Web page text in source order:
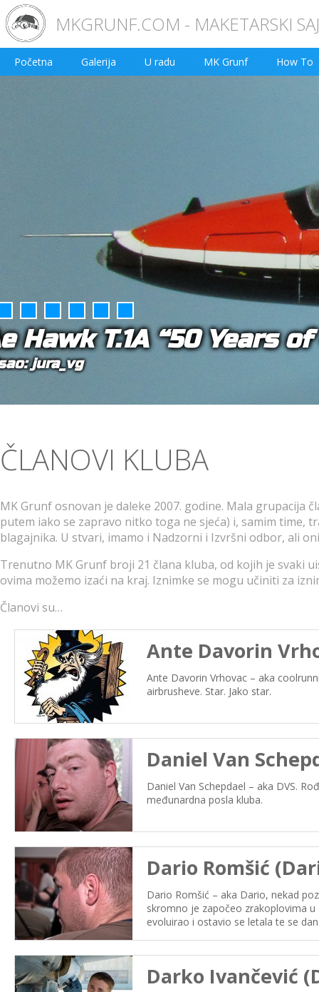
MKGRUNF.COM - MAKETARSKI
Početna Galerija U radu MK Grunf How To
Hawk T.1A “50 Years
jura_vg
ČLANOVI KLUBA
MK Grunf osnovan je daleke 2007. godine. Mala
putem iako se zapravo nitko toga ne sjeća) i, samim time,
blagajnika. U stvari, imamo i Nadzorni i Izvršni odbor, ali
Trenutno MK Grunf broji 21 člana kluba, od kojih je svaki
ovima možemo izaći na kraj. Iznimke se mogu učiniti za
Članovi su…
Ante Davorin
Ante Davorin Vrhovac – aka
airbrusheve. Star. Jako star.
Daniel Van
Daniel Van Schepdael – aka DVS.
međunardna posla kluba.
Dario Romšić
Dario Romšić – aka Dario, nekad
skromno je započeo zrakoplovima
evoluirao i ostavio se letala te se
Darko Ivančević